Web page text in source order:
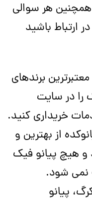
هر سوالی
ارتباط باشید
برندهای
را در سایت
خریداری کنید.
از بهترین و
و هیچ پیانو فیک
نمی شود.
پیانو